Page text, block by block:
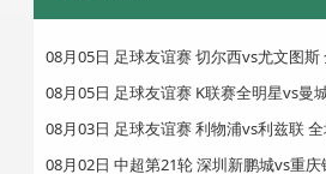
08月05日 足球友谊赛 切尔西vs尤文图斯
08月03日 足球友谊赛 利物浦vs利兹联